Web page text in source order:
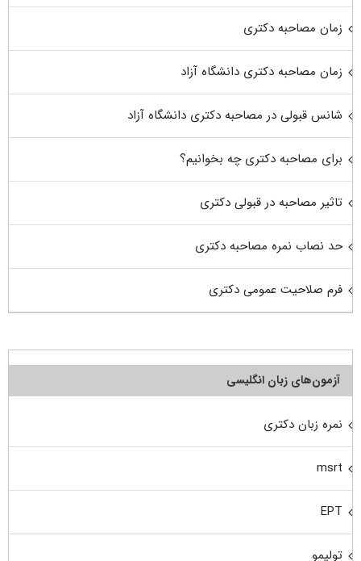
زمان مصاحبه دکتری
زمان مصاحبه دکتری دانشگاه آزاد
شانس قبولی در مصاحبه دکتری دانشگاه آزاد
برای مصاحبه دکتری چه بخوانیم؟
تاثیر مصاحبه در قبولی دکتری
حد نصاب نمره مصاحبه دکتری
فرم صلاحیت عمومی دکتری
آزمون‌های زبان انگلیسی
نمره زبان دکتری
msrt
EPT
تولیمو